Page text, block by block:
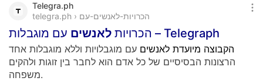
Telegra.ph
telegra.ph › הכרויות-לאנשים-עם
הכרויות לאנשים עם מוגבלות – Telegraph
הקבוצה מיועדת לאנשים עם מוגבלויות וללא מוגבלות אחד
הרצונות הבסיסיים של כל אדם הוא לחבר בין זוגות ולהקים
משפחה.